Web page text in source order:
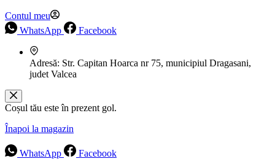
Contul meu
WhatsApp
Facebook
Adresă: Str. Capitan Hoarca nr 75, municipiul Dragasani,
judet Valcea
Coșul tău este în prezent gol.
Înapoi la magazin
WhatsApp Facebook